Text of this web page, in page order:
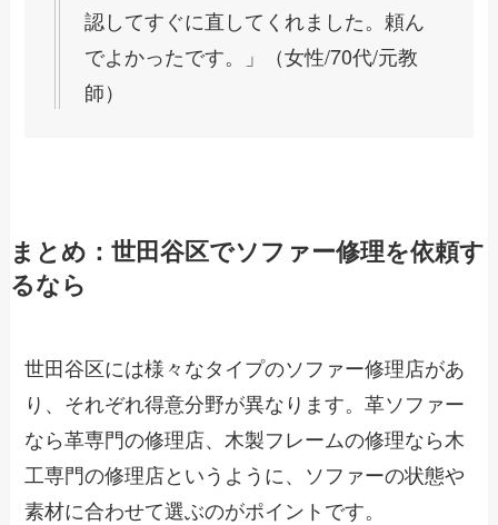
認してすぐに直してくれました。頼ん
でよかったです。」（女性/70代/元教
師）
まとめ：世田谷区でソファー修理を依頼す
るなら
世田谷区には様々なタイプのソファー修理店があ
り、それぞれ得意分野が異なります。革ソファー
なら革専門の修理店、木製フレームの修理なら木
工専門の修理店というように、ソファーの状態や
素材に合わせて選ぶのがポイントです。